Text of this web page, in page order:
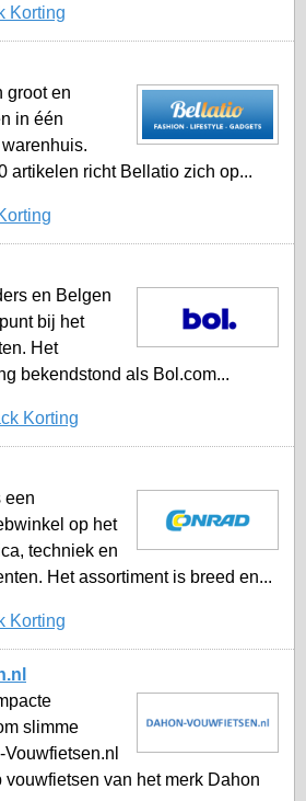
Korting
groot en
in één
artikelen richt Bellatio zich op...
en Belgen
bij het
Het
bekendstond als Bol.com...
Korting
een
op het
techniek en
Het assortiment is breed en...
Korting
slimme
van het merk Dahon